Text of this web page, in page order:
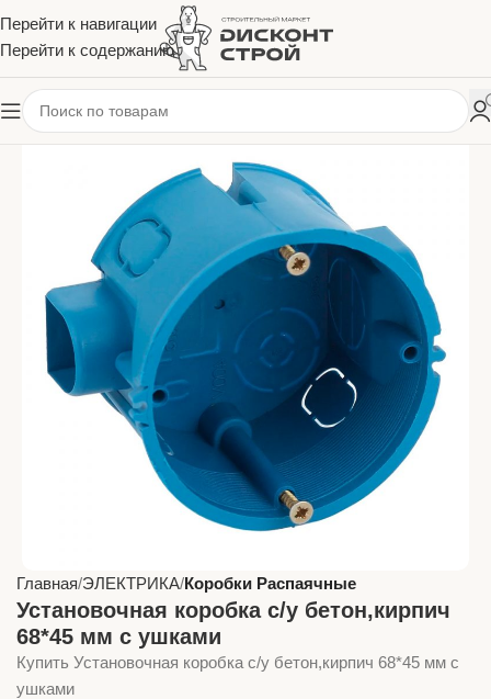
Перейти к навигации
Перейти к содержанию
Главная ЭЛЕКТРИКА Коробки Распаячные
Установочная коробка с/у бетон,кирпич
68*45 мм с ушками
Купить Установочная коробка с/у бетон,кирпич 68*45 мм с
ушками